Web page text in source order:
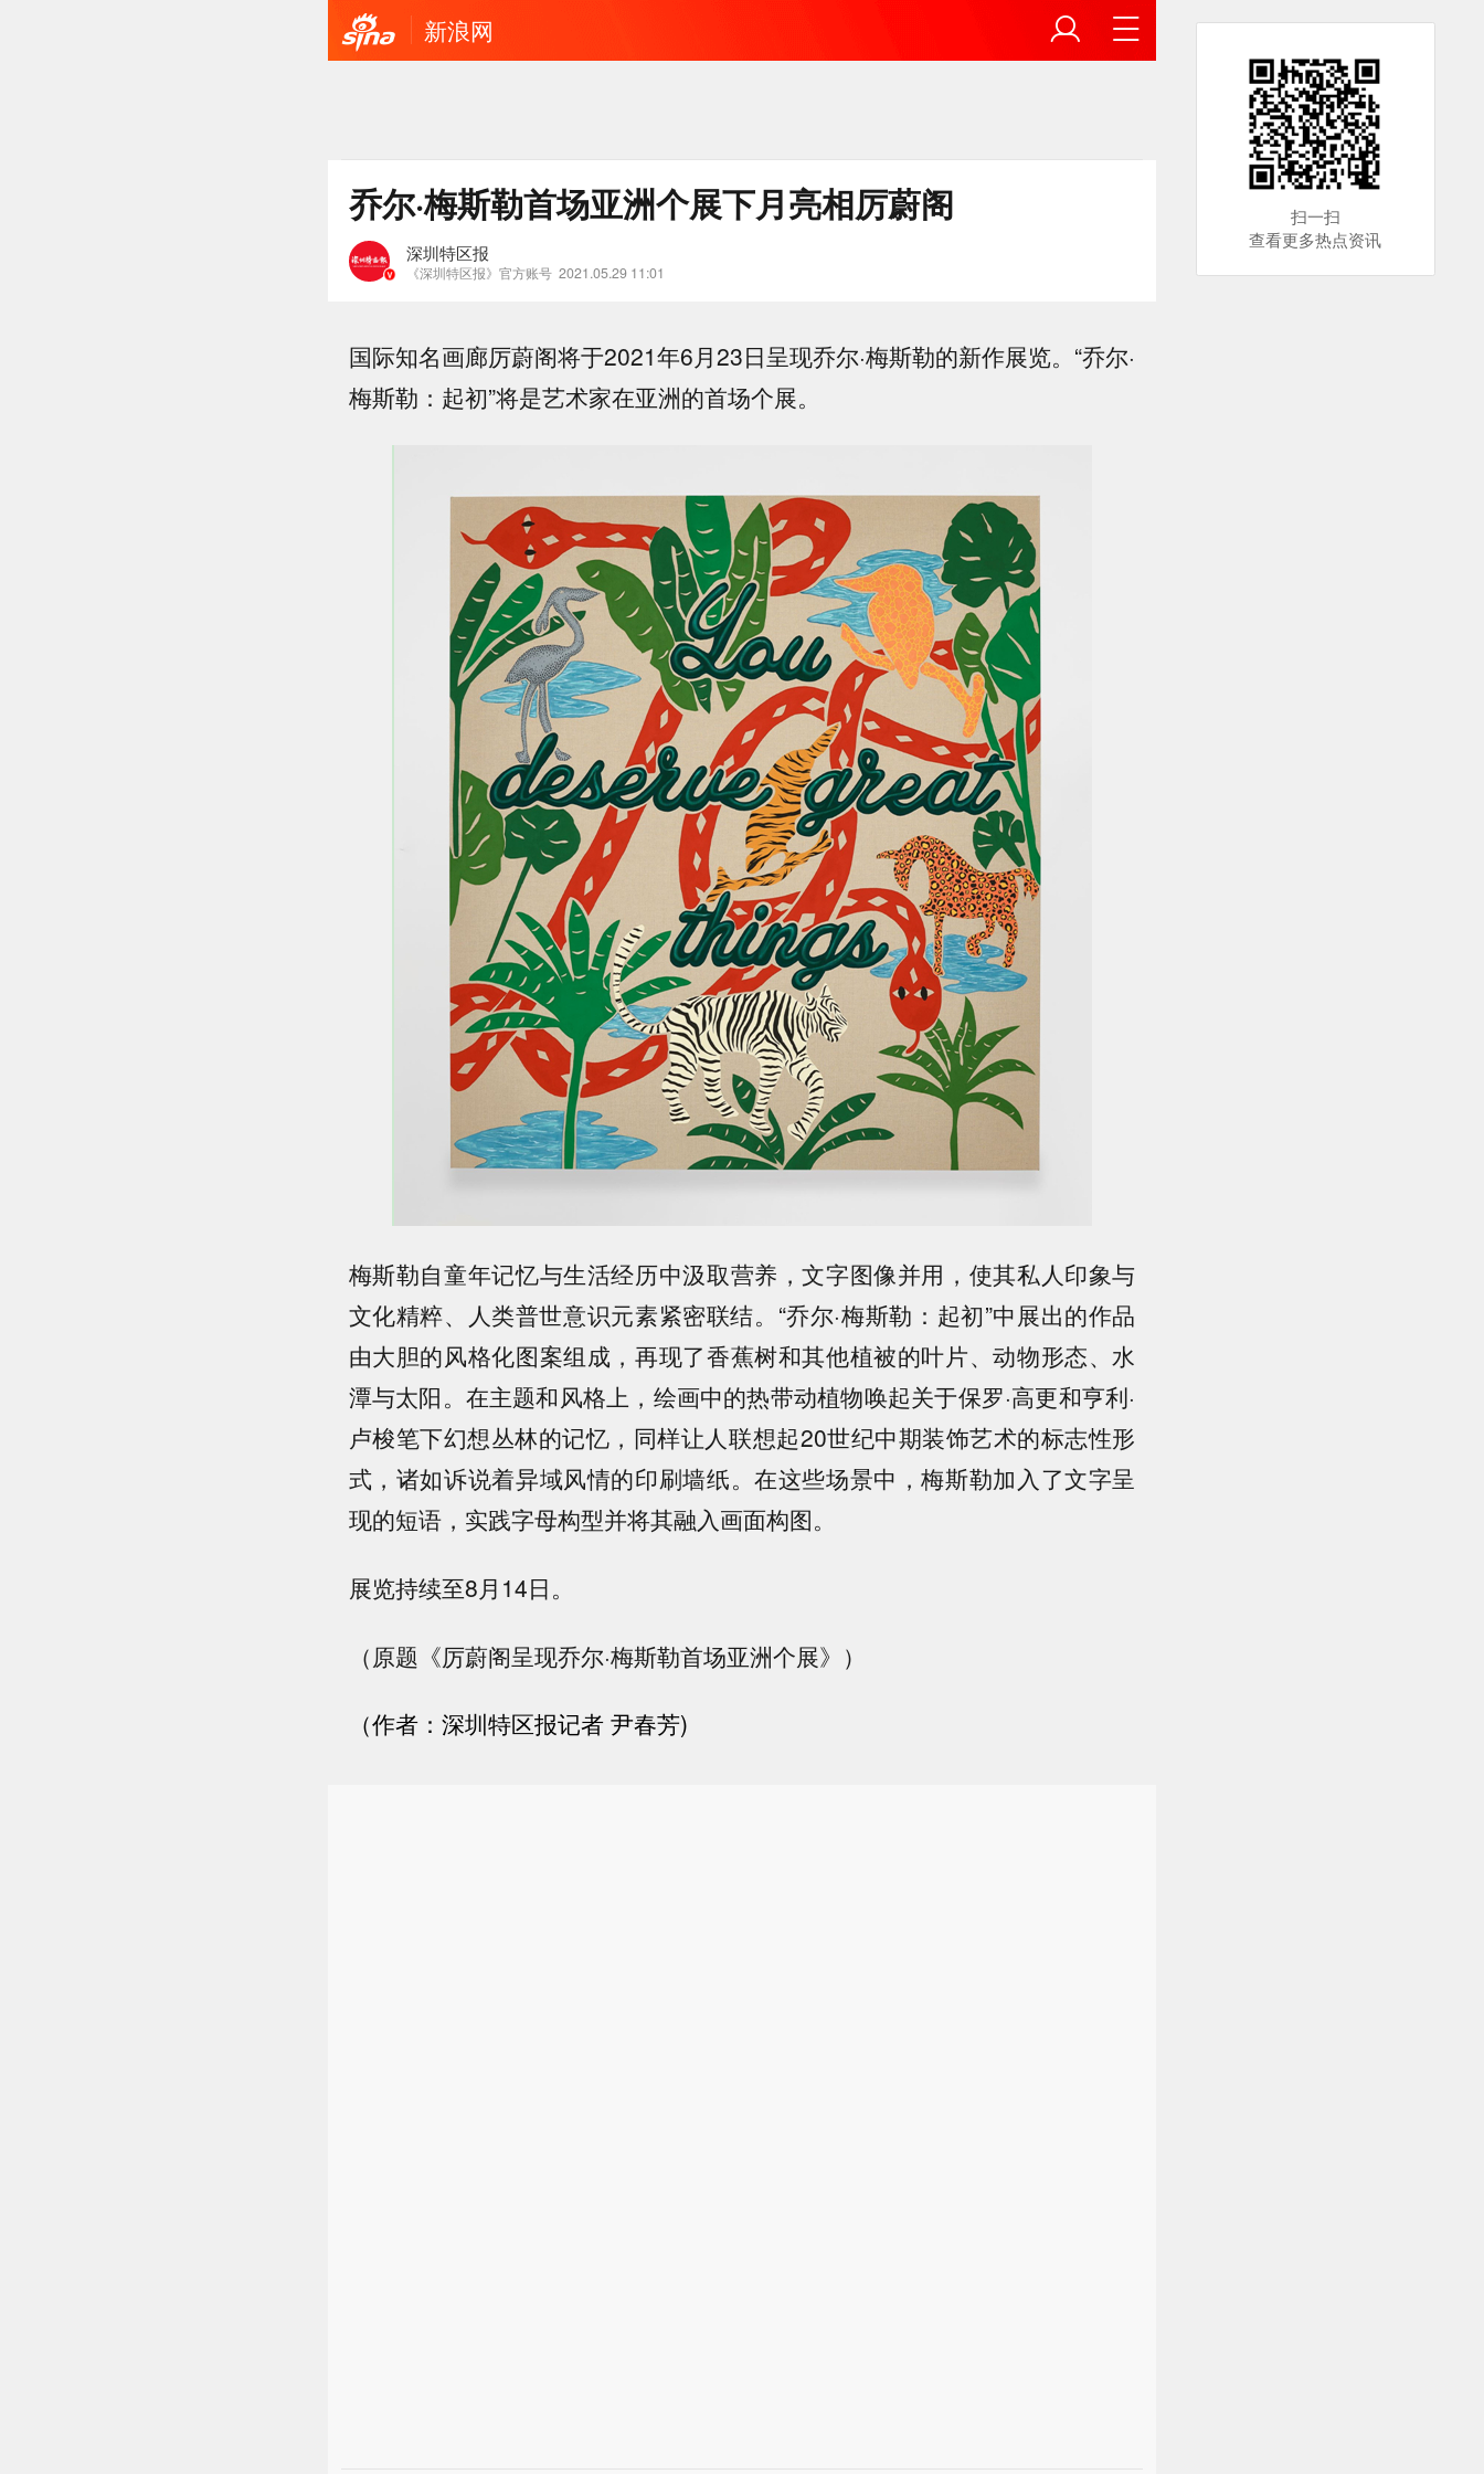
新浪网
乔尔·梅斯勒首场亚洲个展下月亮相厉蔚阁
深圳特区报
《深圳特区报》官方账号 2021.05.29 11:01
国际知名画廊厉蔚阁将于2021年6月23日呈现乔尔·梅斯勒的新作展览。“乔尔·
梅斯勒：起初”将是艺术家在亚洲的首场个展。
梅斯勒自童年记忆与生活经历中汲取营养，文字图像并用，使其私人印象与
文化精粹、人类普世意识元素紧密联结。“乔尔·梅斯勒：起初”中展出的作品
由大胆的风格化图案组成，再现了香蕉树和其他植被的叶片、动物形态、水
潭与太阳。在主题和风格上，绘画中的热带动植物唤起关于保罗·高更和亨利·
卢梭笔下幻想丛林的记忆，同样让人联想起20世纪中期装饰艺术的标志性形
式，诸如诉说着异域风情的印刷墙纸。在这些场景中，梅斯勒加入了文字呈
现的短语，实践字母构型并将其融入画面构图。
展览持续至8月14日。
（原题《厉蔚阁呈现乔尔·梅斯勒首场亚洲个展》）
（作者：深圳特区报记者 尹春芳)
扫一扫
查看更多热点资讯